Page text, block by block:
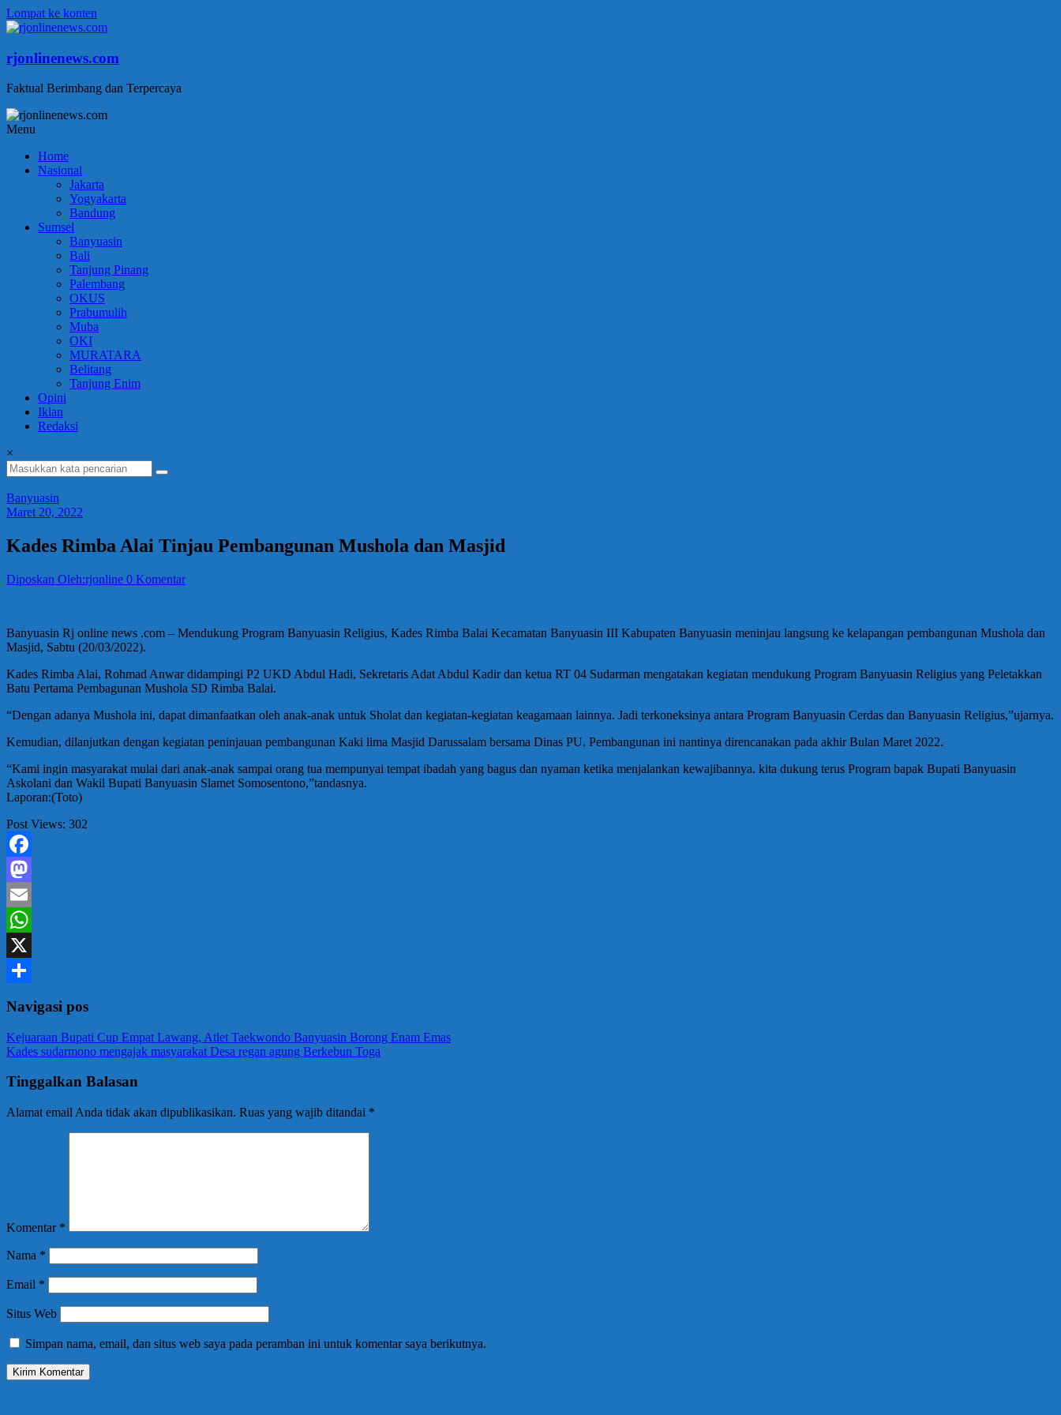
Lompat ke konten
rjonlinenews.com
Faktual Berimbang dan Terpercaya
Menu
Home
Nasional
Jakarta
Yogyakarta
Bandung
Sumsel
Banyuasin
Bali
Tanjung Pinang
Palembang
OKUS
Prabumulih
Muba
OKI
MURATARA
Belitang
Tanjung Enim
Opini
Iklan
Redaksi
×
Banyuasin
Maret 20, 2022
Kades Rimba Alai Tinjau Pembangunan Mushola dan Masjid
Diposkan Oleh:rjonline 0 Komentar
Banyuasin Rj online news .com – Mendukung Program Banyuasin Religius, Kades Rimba Balai Kecamatan Banyuasin III Kabupaten Banyuasin meninjau langsung ke kelapangan pembangunan Mushola dan
Masjid, Sabtu (20/03/2022).
Kades Rimba Alai, Rohmad Anwar didampingi P2 UKD Abdul Hadi, Sekretaris Adat Abdul Kadir dan ketua RT 04 Sudarman mengatakan kegiatan mendukung Program Banyuasin Religius yang Peletakkan
Batu Pertama Pembagunan Mushola SD Rimba Balai.
“Dengan adanya Mushola ini, dapat dimanfaatkan oleh anak-anak untuk Sholat dan kegiatan-kegiatan keagamaan lainnya. Jadi terkoneksinya antara Program Banyuasin Cerdas dan Banyuasin Religius,”ujarnya.
Kemudian, dilanjutkan dengan kegiatan peninjauan pembangunan Kaki lima Masjid Darussalam bersama Dinas PU. Pembangunan ini nantinya direncanakan pada akhir Bulan Maret 2022.
“Kami ingin masyarakat mulai dari anak-anak sampai orang tua mempunyai tempat ibadah yang bagus dan nyaman ketika menjalankan kewajibannya. kita dukung terus Program bapak Bupati Banyuasin
Askolani dan Wakil Bupati Banyuasin Slamet Somosentono,”tandasnya.
Laporan:(Toto)
Post Views: 302
Facebook
Mastodon
Email
WhatsApp
X
Navigasi pos
Kejuaraan Bupati Cup Empat Lawang, Atlet Taekwondo Banyuasin Borong Enam Emas
Kades sudarmono mengajak masyarakat Desa regan agung Berkebun Toga
Tinggalkan Balasan
Alamat email Anda tidak akan dipublikasikan. Ruas yang wajib ditandai *
Komentar *
Nama *
Email *
Situs Web
Simpan nama, email, dan situs web saya pada peramban ini untuk komentar saya berikutnya.